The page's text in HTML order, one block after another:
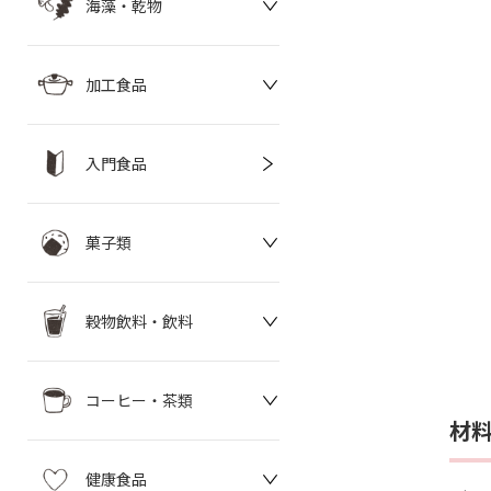
海藻・乾物
加工食品
入門食品
菓子類
穀物飲料・飲料
コーヒー・茶類
健康食品
材